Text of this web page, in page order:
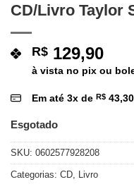
CD/Livro Taylor
R$ 129,90
à vista no pix ou
Em até 3x de R$ 43,30
Esgotado
SKU: 0602577928208
Categorias: CD Livro